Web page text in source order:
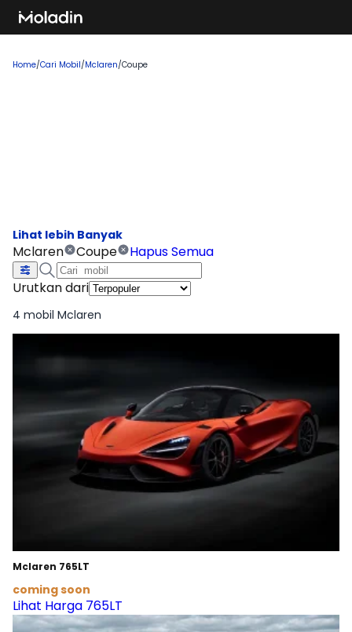
Home/Cari Mobil/Mclaren/Coupe
Mclaren Coupe
Hapus Semua
Urutkan dari
4 mobil Mclaren
Mclaren 765LT
coming soon
Lihat Harga 765LT